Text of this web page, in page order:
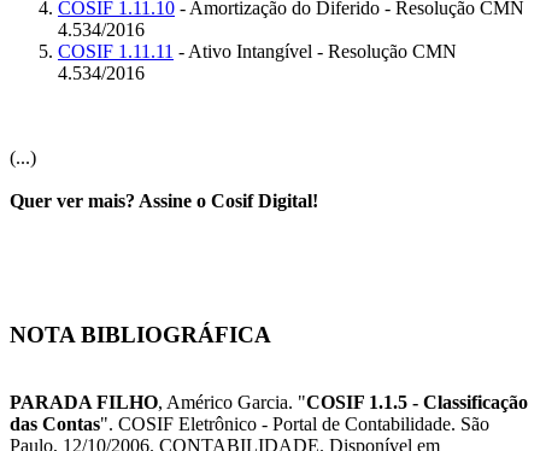
COSIF 1.11.10 - Amortização do Diferido - Resolução CMN
4.534/2016
COSIF 1.11.11 - Ativo Intangível - Resolução CMN
4.534/2016
(...)
Quer ver mais? Assine o Cosif Digital!
NOTA BIBLIOGRÁFICA
PARADA FILHO, Américo Garcia. "COSIF 1.1.5 - Classificação
das Contas". COSIF Eletrônico - Portal de Contabilidade. São
Paulo, 12/10/2006. CONTABILIDADE. Disponível em